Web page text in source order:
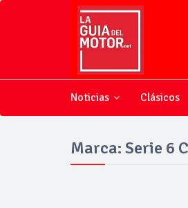
Noticias Clásicos
Marca: Serie 6